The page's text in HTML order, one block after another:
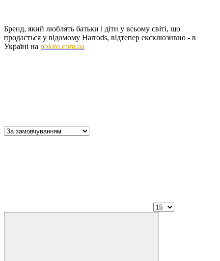
Бренд, який люблять батьки і діти у всьому світі, що
продається у відомому Harrods, відтепер ексклюзивно - в
Україні на pokito.com.ua